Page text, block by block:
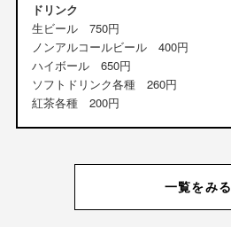
ドリンク
生ビール 750円
ノンアルコールビール 400円
ハイボール 650円
ソフトドリンク各種 260円
紅茶各種 200円
一覧をみる